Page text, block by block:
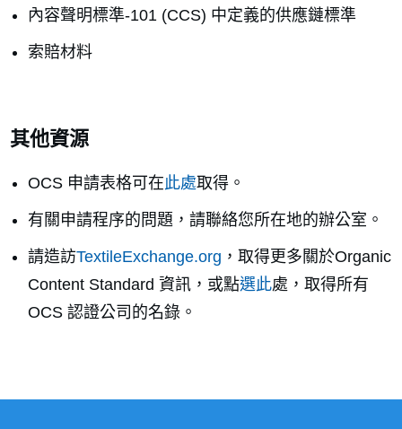
內容聲明標準-101 (CCS) 中定義的供應鏈標準
索賠材料
其他資源
OCS 申請表格可在此處取得。
有關申請程序的問題，請聯絡您所在地的辦公室。
請造訪TextileExchange.org ，取得更多關於Organic
Content Standard 資訊，或點選此處，取得所有
OCS 認證公司的名錄。